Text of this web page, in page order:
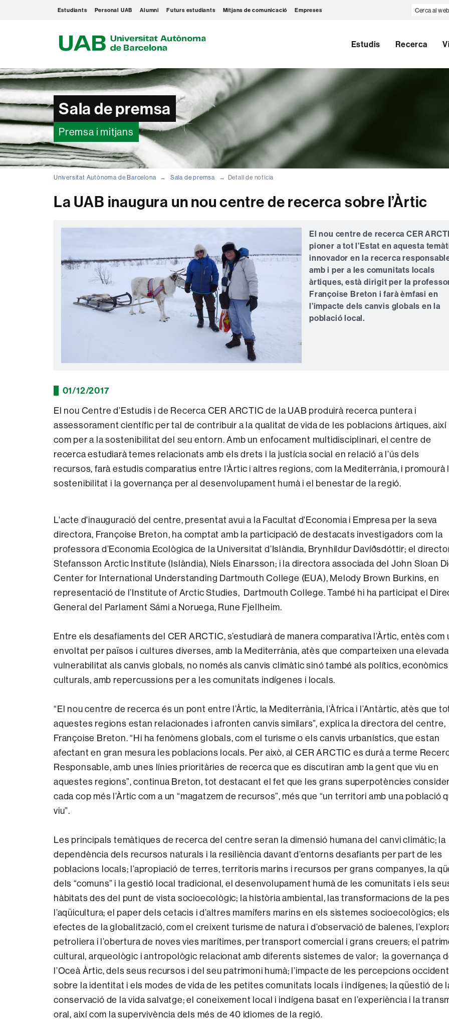
Estudiants Personal UAB Alumni Futurs estudiants Mitjans de comunicació Empreses
Cerca
A
Estudis Recerca
Sala de premsa
Premsa i mitjans
Universitat Autònoma de Barcelona Sala de premsa Detall de notícia
La UAB inaugura un nou centre de recerca sobre l’Àrtic
El nou centre de recerca CER
pioner a tot l’Estat en aquesta
innovador en la recerca
amb i per a les comunitats locals
àrtiques, està dirigit per la
Françoise Breton i farà èmfasi en
l’impacte dels canvis globals en la
població local.
01/12/2017
El nou Centre d’Estudis i de Recerca CER ARCTIC de la UAB produirà recerca puntera i
assessorament científic per tal de contribuir a la qualitat de vida de les poblacions àrtiques, així
com per a la sostenibilitat del seu entorn. Amb un enfocament multidisciplinari, el centre de
recerca estudiarà temes relacionats amb els drets i la justícia social en relació a l’ús dels
recursos, farà estudis comparatius entre l’Àrtic i altres regions, com la Mediterrània, i promourà
sostenibilitat i la governança per al desenvolupament humà i el benestar de la regió.
L'acte d'inauguració del centre, presentat avui a la Facultat d'Economia i Empresa per la seva
directora, Françoise Breton, ha comptat amb la participació de destacats investigadors com la
professora d’Economia Ecològica de la Universitat d’Islàndia, Brynhildur Davíðsdóttir; el
Stefansson Arctic Institute (Islàndia), Níels Einarsson; i la directora associada del John Sloan
Center for International Understanding Dartmouth College (EUA), Melody Brown Burkins, en
representació de l’Institute of Arctic Studies, Dartmouth College. També hi ha participat el
General del Parlament Sámi a Noruega, Rune Fjellheim.
Entre els desafiaments del CER ARCTIC, s’estudiarà de manera comparativa l’Àrtic, entès com
envoltat per països i cultures diverses, amb la Mediterrània, atès que comparteixen una elevada
vulnerabilitat als canvis globals, no només als canvis climàtic sinó també als polítics, econòmics
culturals, amb repercussions per a les comunitats indígenes i locals.
“El nou centre de recerca és un pont entre l’Àrtic, la Mediterrània, l’Àfrica i l’Antàrtic, atès que
aquestes regions estan relacionades i afronten canvis similars”, explica la directora del centre,
Françoise Breton. “Hi ha fenòmens globals, com el turisme o els canvis urbanístics, que estan
afectant en gran mesura les poblacions locals. Per això, al CER ARCTIC es durà a terme
Responsable, amb unes línies prioritàries de recerca que es discutiran amb la gent que viu en
aquestes regions”, continua Breton, tot destacant el fet que les grans superpotències
cada cop més l’Àrtic com a un “magatzem de recursos”, més que “un territori amb una població
viu”.
Les principals temàtiques de recerca del centre seran la dimensió humana del canvi climàtic; la
dependència dels recursos naturals i la resiliència davant d’entorns desafiants per part de les
poblacions locals; l’apropiació de terres, territoris marins i recursos per grans companyes, la
dels “comuns” i la gestió local tradicional, el desenvolupament humà de les comunitats i els
hàbitats des del punt de vista socioecològic; la història ambiental, las transformacions de la
l’aqüicultura; el paper dels cetacis i d’altres mamífers marins en els sistemes socioecològics; els
efectes de la globalització, com el creixent turisme de natura i d’observació de balenes,
petroliera i l’obertura de noves vies marítimes, per transport comercial i grans creuers; el
cultural, arqueològic i antropològic relacionat amb diferents sistemes de valor; la governança
l’Oceà Àrtic, dels seus recursos i del seu patrimoni humà; l’impacte de les percepcions
sobre la identitat i els modes de vida de les petites comunitats locals i indígenes; la qüestió de
conservació de la vida salvatge; el coneixement local i indígena basat en l’experiència i la
oral, així com la supervivència dels més de 40 idiomes de la regió.